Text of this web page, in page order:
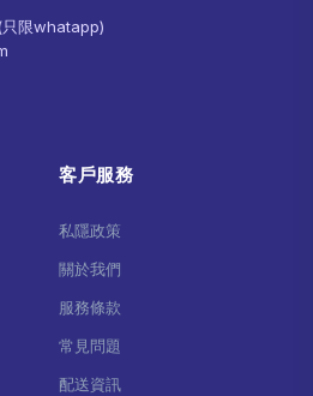
限whatapp)
客戶服務
私隱政策
關於我們
服務條款
常見問題
配送資訊